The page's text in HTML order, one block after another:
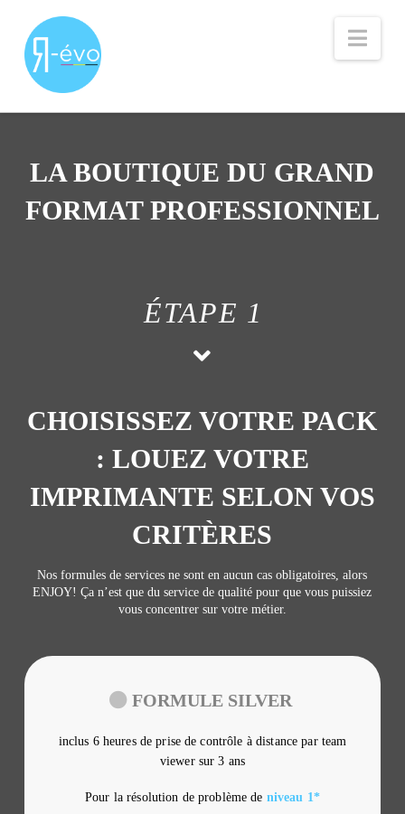
LA BOUTIQUE DU GRAND
FORMAT PROFESSIONNEL
ÉTAPE 1
CHOISISSEZ VOTRE PACK
: LOUEZ VOTRE
IMPRIMANTE SELON VOS
CRITÈRES
Nos formules de services ne sont en aucun cas obligatoires, alors
ENJOY! Ça n’est que du service de qualité pour que vous puissiez
vous concentrer sur votre métier.
FORMULE SILVER
inclus 6 heures de prise de contrôle à distance par team
viewer sur 3 ans
Pour la résolution de problème de niveau 1*